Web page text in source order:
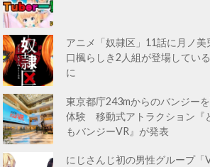
アニメ「奴隷区」11話に月ノ美
口楓らしき2人組が登場してい
に
東京都庁243mからのバンジー
体験 移動式アトラクション『
もバンジーVR』が発表
にじさんじ初の男性グループ「